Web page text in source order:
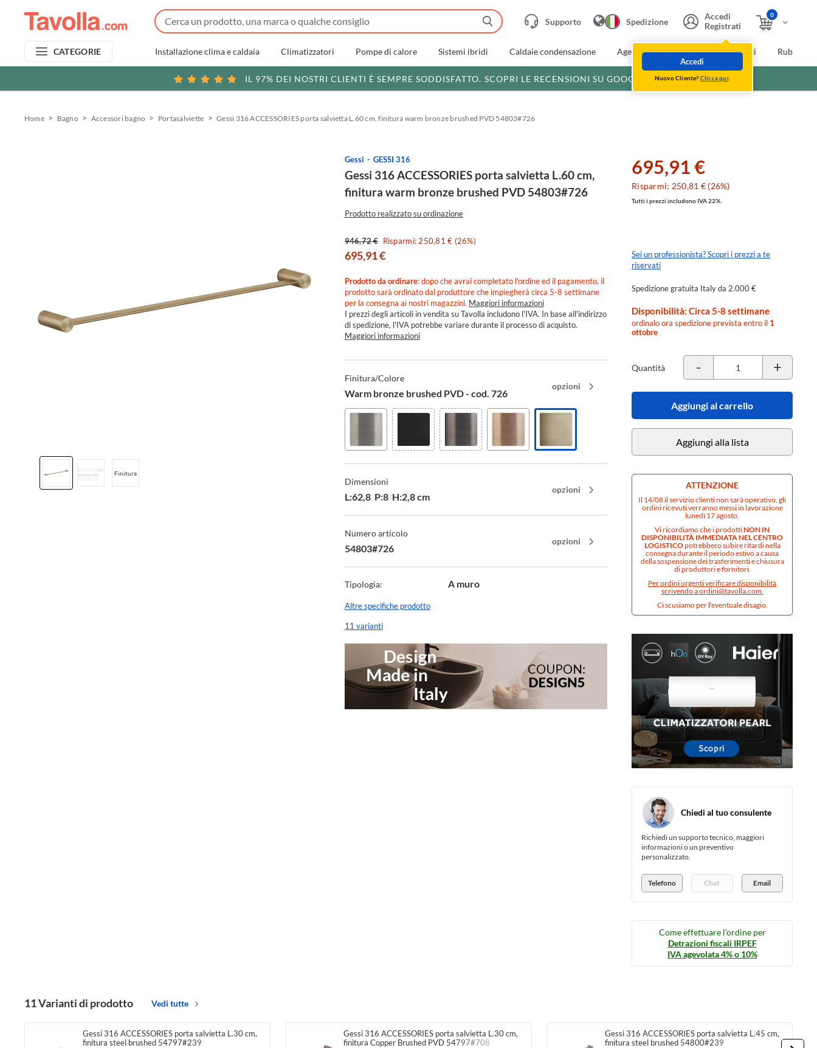
Supporto Spedizione
Accedi
Registrati
Accedi
Nuovo Cliente? Clicca qui
0
CATEGORIE Installazione clima e caldaia Climatizzatori Pompe di calore Sistemi ibridi Caldaie condensazione Agevolazioni fiscali Extra Sconti
IL 97% DEI NOSTRI CLIENTI È SEMPRE SODDISFATTO. SCOPRI LE RECENSIONI SU GOOGLE
Home Bagno Accessori bagno Portasalviette Gessi 316 ACCESSORIES porta salvietta L.60 cm, finitura warm bronze brushed PVD 54803#726
Gessi GESSI 316
Gessi 316 ACCESSORIES porta salvietta L.60 cm,
finitura warm bronze brushed PVD 54803#726
Prodotto realizzato su ordinazione
Finitura/Colore
Warm bronze brushed PVD - cod. 726
Finitura
695,91 €
946,72 € Risparmi: 250,81 € (26%)
Prodotto da ordinare: dopo che avrai completato l'ordine ed il pagamento, il
prodotto sarà ordinato dal produttore che impiegherà circa 5-8 settimane
per la consegna ai nostri magazzini. Maggiori informazioni
I prezzi degli articoli in vendita su Tavolla includono l'IVA. In base all'indirizzo
di spedizione, l'IVA potrebbe variare durante il processo di acquisto.
Maggiori informazioni
Specifiche
Tecniche
Finitura/Colore
Warm bronze brushed PVD - cod. 726
opzioni
Steel
brushed
cod.
239
Nero
XL
299
Black
metal
707
Copper
brushed
Warm
bronze
-
726
Dimensioni
L:62,8 P:8 H:2,8 cm
opzioni
Numero articolo
54803#726
opzioni
Tipologia: A muro
Altre specifiche prodotto
11 varianti
695,91 €
Risparmi: 250,81 € (26%)
Tutti i prezzi includono IVA 22%.
Sei un professionista? Scopri i prezzi a te
riservati
Spedizione gratuita Italy da 2.000 €
Disponibilità: Circa 5-8 settimane
ordinalo ora spedizione prevista entro il 1
ottobre
Quantità - +
Aggiungi al carrello
Aggiungi alla lista
ATTENZIONE
Il 14/08 il servizio clienti non sarà operativo, gli
ordini ricevuti verranno messi in lavorazione
lunedì 17 agosto.
Vi ricordiamo che i prodottiNON IN
DISPONIBILITÀ IMMEDIATA NEL CENTRO
LOGISTICOpotrebbero subire ritardi nella
consegna durante il periodo estivo a causa
della sospensione dei trasferimenti e chiusura
di produttori e fornitori.
Per ordini urgenti verificare disponibilità
scrivendo aordini@tavolla.com.
Ci scusiamo per l'eventuale disagio.
Chiedi al tuo consulente
Richiedi un supporto tecnico, maggiori
informazioni o un preventivo
personalizzato.
Telefono Chat Email
Come effettuare l'ordine per
Detrazioni fiscali IRPEF
IVA agevolata 4% o 10%
11 Varianti di prodotto Vedi tutte
Gessi 316 ACCESSORIES porta salvietta L.30 cm,
finitura steel brushed 54797#239
Gessi 316 ACCESSORIES porta salvietta L.30 cm,
finitura Copper Brushed PVD 54797#708
Gessi 316 ACCESSORIES porta salvietta L.45 cm,
finitura steel brushed 54800#239